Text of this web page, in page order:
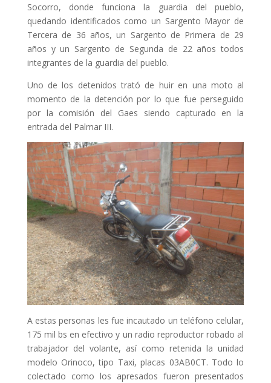
Socorro, donde funciona la guardia del pueblo,
quedando identificados como un Sargento Mayor de
Tercera de 36 años, un Sargento de Primera de 29
años y un Sargento de Segunda de 22 años todos
integrantes de la guardia del pueblo.
Uno de los detenidos trató de huir en una moto al
momento de la detención por lo que fue perseguido
por la comisión del Gaes siendo capturado en la
entrada del Palmar III.
A estas personas les fue incautado un teléfono celular,
175 mil bs en efectivo y un radio reproductor robado al
trabajador del volante, así como retenida la unidad
modelo Orinoco, tipo Taxi, placas 03AB0CT. Todo lo
colectado como los apresados fueron presentados